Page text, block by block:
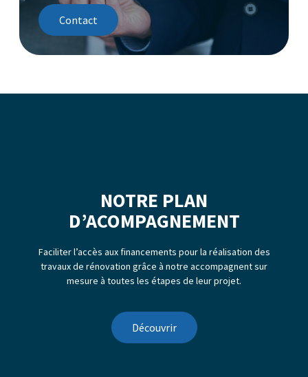
Contact
NOTRE PLAN
D’ACOMPAGNEMENT
Faciliter l’accès aux financements pour la réalisation des
travaux de rénovation grâce à notre accompagnent sur
mesure à toutes les étapes de leur projet.
Découvrir